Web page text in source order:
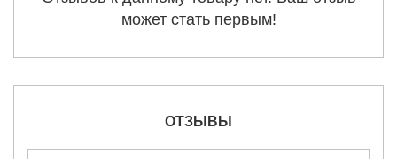
может стать первым!
ОТЗЫВЫ